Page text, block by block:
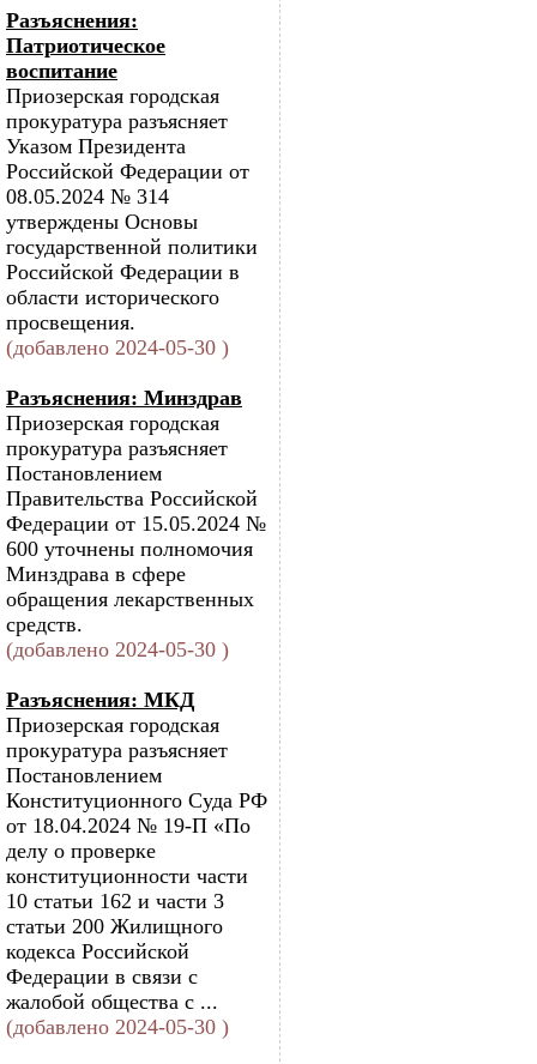
Разъяснения:
Патриотическое
воспитание
Приозерская городская
прокуратура разъясняет
Указом Президента
Российской Федерации от
08.05.2024 № 314
утверждены Основы
государственной политики
Российской Федерации в
области исторического
просвещения.
(добавлено 2024-05-30 )
Разъяснения: Минздрав
Приозерская городская
прокуратура разъясняет
Постановлением
Правительства Российской
Федерации от 15.05.2024 №
600 уточнены полномочия
Минздрава в сфере
обращения лекарственных
средств.
(добавлено 2024-05-30 )
Разъяснения: МКД
Приозерская городская
прокуратура разъясняет
Постановлением
Конституционного Суда РФ
от 18.04.2024 № 19-П «По
делу о проверке
конституционности части
10 статьи 162 и части 3
статьи 200 Жилищного
кодекса Российской
Федерации в связи с
жалобой общества с ...
(добавлено 2024-05-30 )